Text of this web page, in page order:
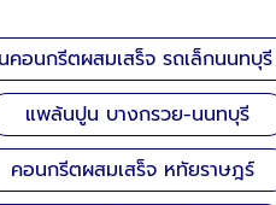
คอนกรีตผสมเสร็จ รถเล็กนนทบุรี
แพล้นปูน บางกรวย-นนทบุรี
คอนกรีตผสมเสร็จ หทัยราษฎร์